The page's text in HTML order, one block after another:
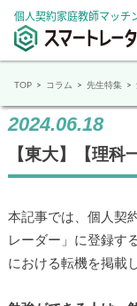
個人契約家庭教師マッチ
TOP コラム 先生特集
2024.06.18
【東大】【理科
本記事では、個人契
レーダー」に登録す
における転機を掲載